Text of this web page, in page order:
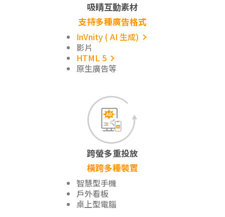
吸睛互動素材
支持多種廣告格式
InVnity ( AI 生成)
影片
HTML 5
原生廣告等
跨螢多重投放
橫跨多種裝置
智慧型手機
戶外看板
桌上型電腦